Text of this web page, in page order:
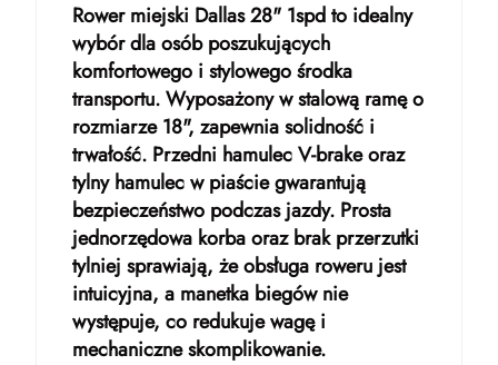
Rower miejski Dallas 28" 1spd to idealny
wybór dla osób poszukujących
komfortowego i stylowego środka
transportu. Wyposażony w stalową ramę o
rozmiarze 18", zapewnia solidność i
trwałość. Przedni hamulec V-brake oraz
tylny hamulec w piaście gwarantują
bezpieczeństwo podczas jazdy. Prosta
jednorzędowa korba oraz brak przerzutki
tylniej sprawiają, że obsługa roweru jest
intuicyjna, a manetka biegów nie
występuje, co redukuje wagę i
mechaniczne skomplikowanie.